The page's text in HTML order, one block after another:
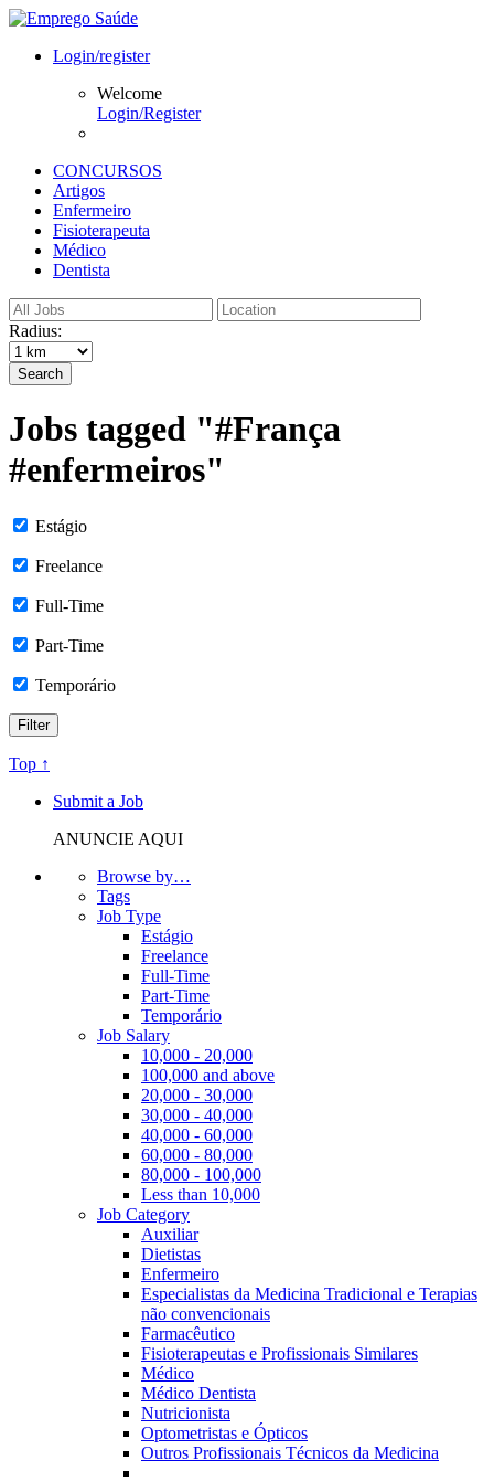
Login/register
Welcome
Login/Register
CONCURSOS
Artigos
Enfermeiro
Fisioterapeuta
Médico
Dentista
Radius:
Search
Jobs tagged "#França
#enfermeiros"
Estágio
Freelance
Full-Time
Part-Time
Temporário
Top ↑
Submit a Job
ANUNCIE AQUI
Browse by…
Tags
Job Type
Estágio
Freelance
Full-Time
Part-Time
Temporário
Job Salary
10,000 - 20,000
100,000 and above
20,000 - 30,000
30,000 - 40,000
40,000 - 60,000
60,000 - 80,000
80,000 - 100,000
Less than 10,000
Job Category
Auxiliar
Dietistas
Enfermeiro
Especialistas da Medicina Tradicional e Terapias
não convencionais
Farmacêutico
Fisioterapeutas e Profissionais Similares
Médico
Médico Dentista
Nutricionista
Optometristas e Ópticos
Outros Profissionais Técnicos da Medicina